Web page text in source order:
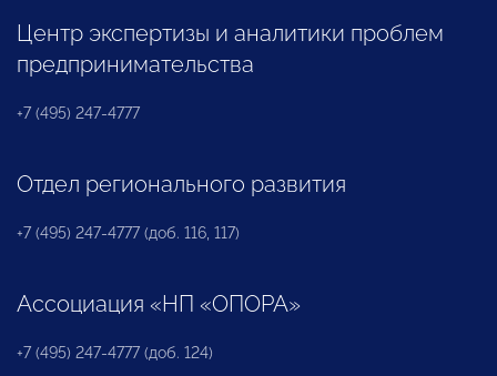
Центр экспертизы и аналитики проблем
предпринимательства
+7 (495) 247-4777
Отдел регионального развития
+7 (495) 247-4777 (доб. 116, 117)
Ассоциация «НП «ОПОРА»
+7 (495) 247-4777 (доб. 124)